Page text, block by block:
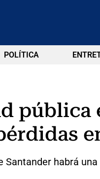
POLÍTICA
pública
Santander habrá